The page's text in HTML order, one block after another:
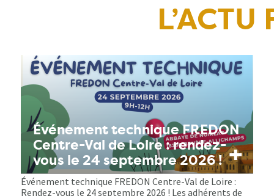
Événement technique FREDON
Centre-Val de Loire : rendez-
vous le 24 septembre 2026 ! +
Événement technique FREDON Centre-Val de Loire :
Rendez-vous le 24 septembre 2026 ! Les adhérents de